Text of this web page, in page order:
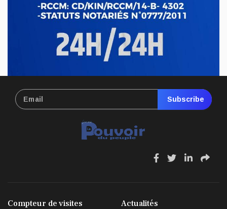
Mai 13, 2026
Subscribe
fa
fa
fa
fa
Compteur de visites
Actualités